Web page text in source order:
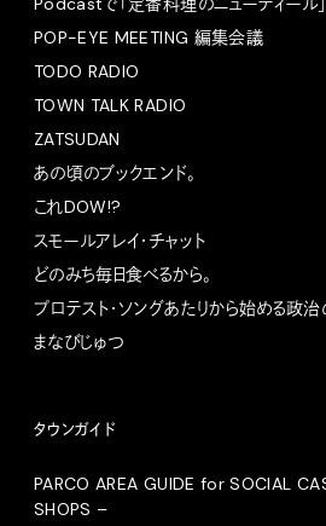
POP-EYE MEETING 編集会議
TODO RADIO
TOWN TALK RADIO
ZATSUDAN
あの頃のブックエンド。
これDOW!?
スモールアレイ・チャット
どのみち毎日食べるから。
プロテスト・ソングあたりから始める政
まなびじゅつ
タウンガイド
PARCO AREA GUIDE for SOCIAL
SHOPS –